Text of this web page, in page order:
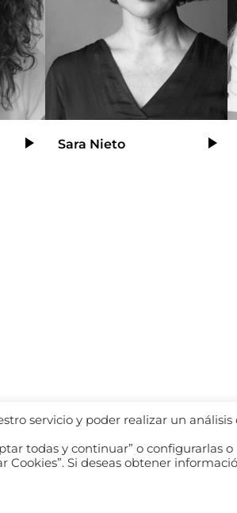
VideoSara Nieto
servicio y poder realizar un análisis
todas y continuar” o configurarlas o
Cookies”. Si deseas obtener